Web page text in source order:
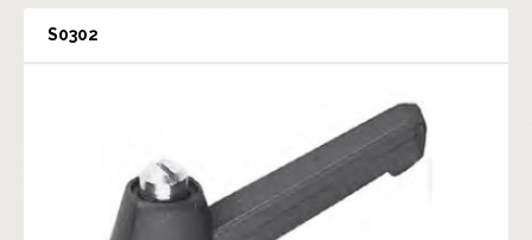
S0302